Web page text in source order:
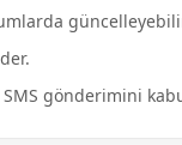
gönderimini